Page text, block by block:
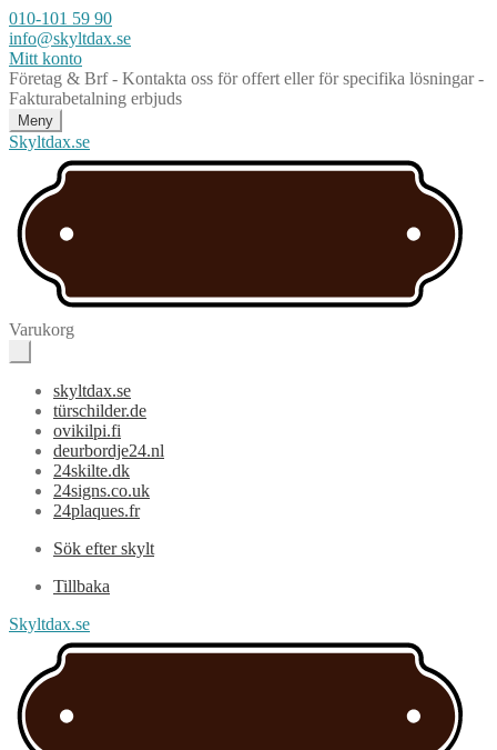
010-101 59 90
info@skyltdax.se
Mitt konto
Företag & Brf - Kontakta oss för offert eller för specifika lösningar -
Fakturabetalning erbjuds
Meny
Skyltdax.se
Varukorg
skyltdax.se
türschilder.de
ovikilpi.fi
deurbordje24.nl
24skilte.dk
24signs.co.uk
24plaques.fr
Sök efter skylt
Tillbaka
Skyltdax.se